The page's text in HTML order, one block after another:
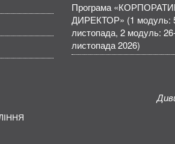
Програма
ДИРЕКТОР» (1 модуль:
листопада, 2 модуль:
листопада 2026)